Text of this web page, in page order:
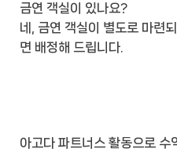
금연 객실이 있나요?
네, 금연 객실이 별도로 마련
면 배정해 드립니다.
아고다 파트너스 활동으로 수